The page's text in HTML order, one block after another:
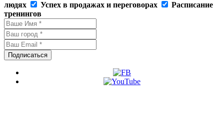
людях
Успех в продажах и переговорах
Расписание
тренингов